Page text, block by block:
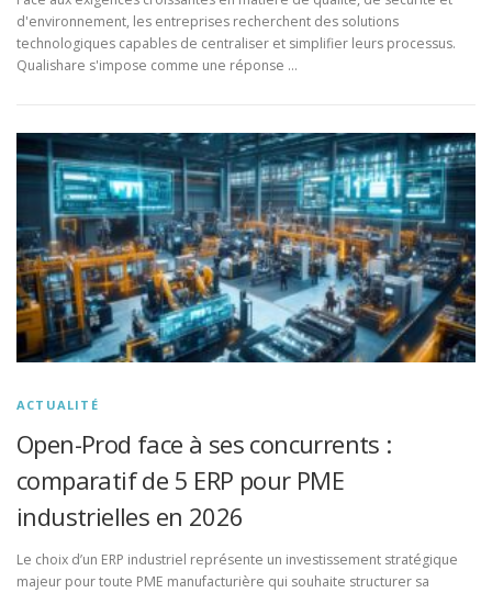
d'environnement, les entreprises recherchent des solutions
technologiques capables de centraliser et simplifier leurs processus.
Qualishare s'impose comme une réponse …
ACTUALITÉ
Open-Prod face à ses concurrents :
comparatif de 5 ERP pour PME
industrielles en 2026
Le choix d’un ERP industriel représente un investissement stratégique
majeur pour toute PME manufacturière qui souhaite structurer sa